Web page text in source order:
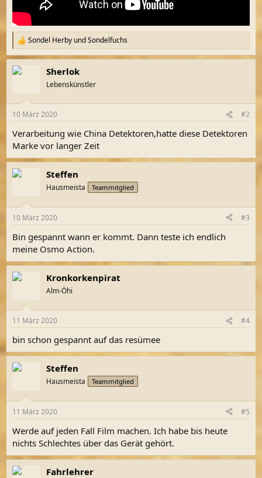
R
e
a
k
e
:
Sondel Herby undSondelfuchs
Sherlok
Lebenskünstler
10 März 2020 #2
Verarbeitung wie China Detektoren,hatte diese Detektoren
Marke vor langer Zeit
Steffen
Hausmeista Teammitglied
10 März 2020 #3
Bin gespannt wann er kommt. Dann teste ich endlich
meine Osmo Action.
Kronkorkenpirat
Alm-Öhi
11 März 2020 #4
bin schon gespannt auf das resümee
Steffen
Hausmeista Teammitglied
11 März 2020 #5
Werde auf jeden Fall Film machen. Ich habe bis heute
nichts Schlechtes über das Gerät gehört.
Fahrlehrer